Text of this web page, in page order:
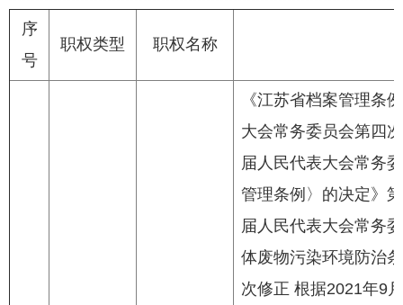
序
号
职权类型 职权名称
《江苏省档案管理条
大会常务委员会第四
届人民代表大会常务
管理条例〉的决定》
届人民代表大会常务
体废物污染环境防治
次修正 根据2021年9